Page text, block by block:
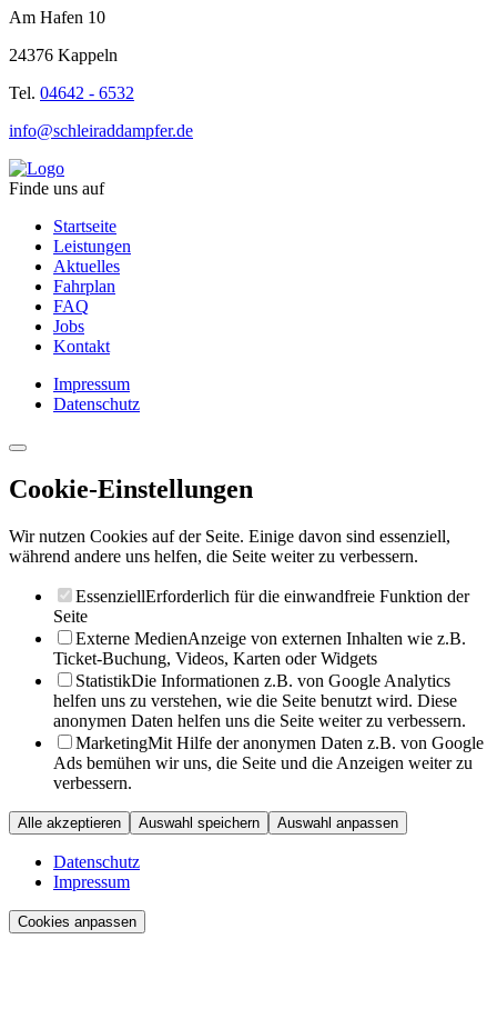
Am Hafen 10
24376 Kappeln
Tel. 04642 - 6532
info@schleiraddampfer.de
Finde uns auf
Startseite
Leistungen
Aktuelles
Fahrplan
FAQ
Jobs
Kontakt
Impressum
Datenschutz
Cookie-Einstellungen
Wir nutzen Cookies auf der Seite. Einige davon sind essenziell,
während andere uns helfen, die Seite weiter zu verbessern.
EssenziellErforderlich für die einwandfreie Funktion der
Seite
Externe MedienAnzeige von externen Inhalten wie z.B.
Ticket-Buchung, Videos, Karten oder Widgets
StatistikDie Informationen z.B. von Google Analytics
helfen uns zu verstehen, wie die Seite benutzt wird. Diese
anonymen Daten helfen uns die Seite weiter zu verbessern.
MarketingMit Hilfe der anonymen Daten z.B. von Google
Ads bemühen wir uns, die Seite und die Anzeigen weiter zu
verbessern.
Alle akzeptieren Auswahl speichern Auswahl anpassen
Datenschutz
Impressum
Cookies anpassen